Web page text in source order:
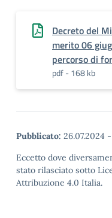
Decreto del
merito 06
percorso di
pdf - 168 kb
Pubblicato: 26.07.2024 -
Eccetto dove
stato rilasciato sotto
Attribuzione 4.0 Italia.